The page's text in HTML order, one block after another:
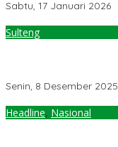
Sabtu, 17 Januari 2026
Sulteng
Senin, 8 Desember 2025
Headline, Nasional